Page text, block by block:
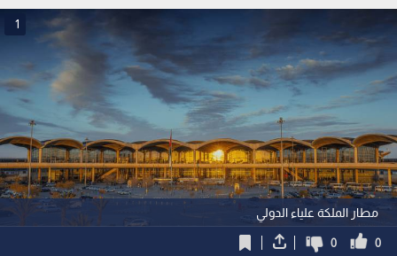
مطار الملكة علياء الدولي
1
0
0